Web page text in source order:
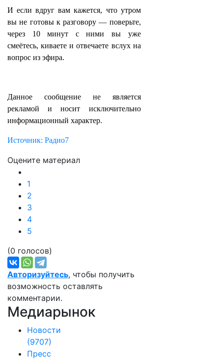
И если вдруг вам кажется, что утром
вы не готовы к разговору — поверьте,
через 10 минут с ними вы уже
смеётесь, киваете и отвечаете вслух на
вопрос из эфира.
Данное сообщение не является
рекламой и носит исключительно
информационный характер.
Источник: Радио7
Оцените материал
1
2
3
4
5
(0 голосов)
Авторизуйтесь, чтобы получить
возможность оставлять
комментарии.
Медиарынок
Новости
(9707)
Пресс